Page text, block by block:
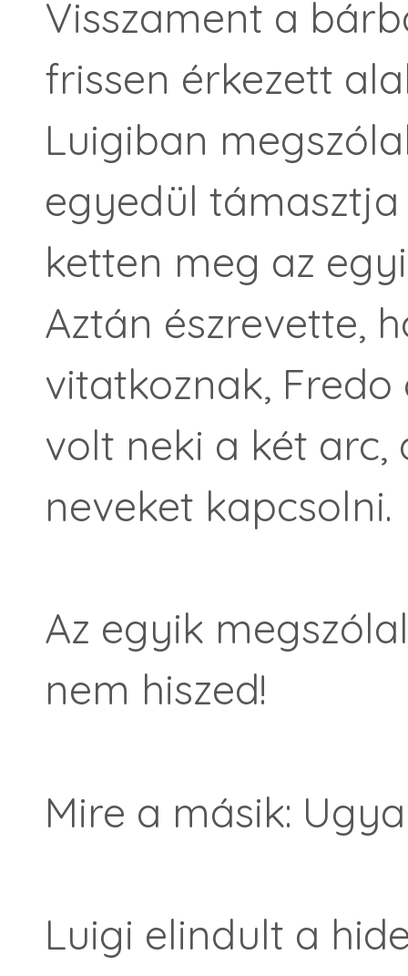
Visszament a
frissen érkezett
Luigiban
egyedül
ketten meg az
Aztán észrevette,
vitatkoznak, Fredo
volt neki a két
neveket kapcsolni.
Az egyik
nem hiszed!
Mire a másik:
Luigi elindult a